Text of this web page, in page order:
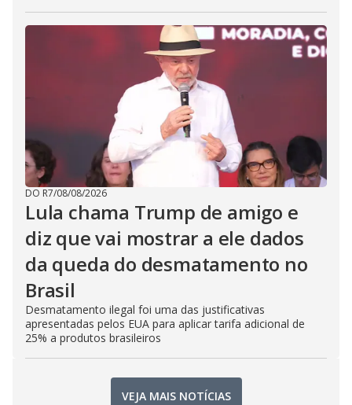
DO R7/08/08/2026
Lula chama Trump de amigo e
diz que vai mostrar a ele dados
da queda do desmatamento no
Brasil
Desmatamento ilegal foi uma das justificativas
apresentadas pelos EUA para aplicar tarifa adicional de
25% a produtos brasileiros
VEJA MAIS NOTÍCIAS